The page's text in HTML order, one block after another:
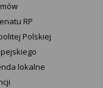
RP
Polskiej
lokalne